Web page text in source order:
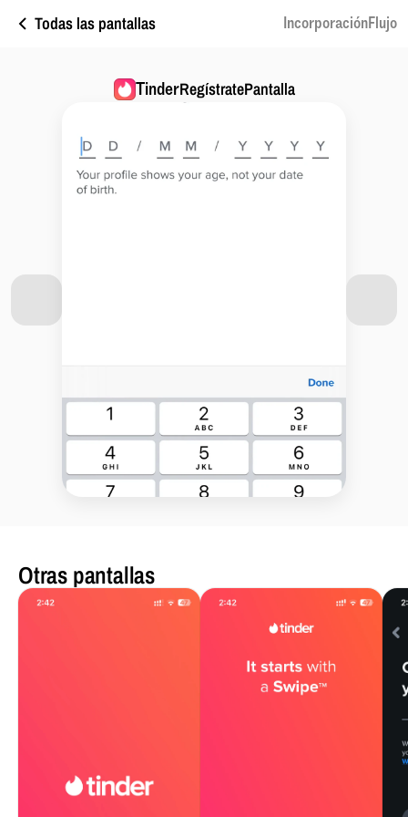
Todas las pantallas IncorporaciónFlujo
TinderRegístratePantalla
Otras pantallas